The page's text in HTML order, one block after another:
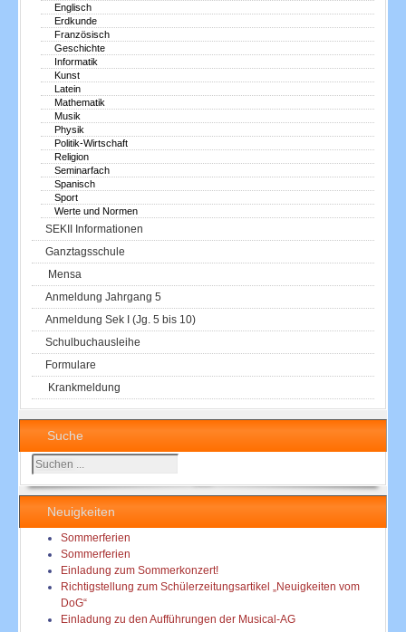
Englisch
Erdkunde
Französisch
Geschichte
Informatik
Kunst
Latein
Mathematik
Musik
Physik
Politik-Wirtschaft
Religion
Seminarfach
Spanisch
Sport
Werte und Normen
SEKII Informationen
Ganztagsschule
Mensa
Anmeldung Jahrgang 5
Anmeldung Sek I (Jg. 5 bis 10)
Schulbuchausleihe
Formulare
Krankmeldung
Suche
Suchen
...
Neuigkeiten
Sommerferien
Sommerferien
Einladung zum Sommerkonzert!
Richtigstellung zum Schülerzeitungsartikel „Neuigkeiten vom
DoG“
Einladung zu den Aufführungen der Musical-AG